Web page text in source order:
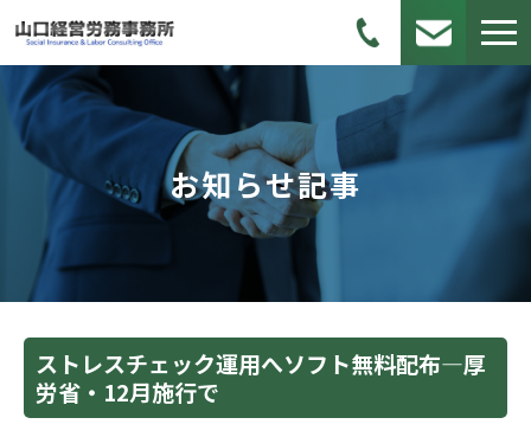
お知らせ記事
ストレスチェック運用へソフト無料配布―厚
労省・12月施行で